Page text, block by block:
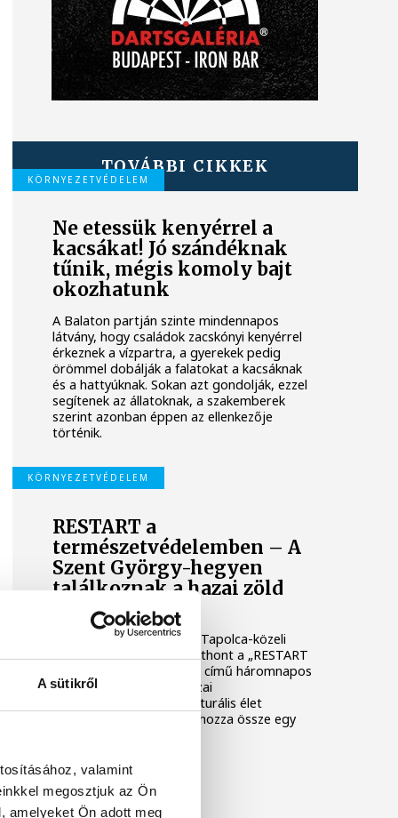
A sütikről
valamint
megosztjuk az Ön
amelyeket Ön adott meg
TOVÁBBI CIKKEK
KÖRNYEZETVÉDELEM
Ne etessük kenyérrel a
kacsákat! Jó szándéknak
tűnik, mégis komoly bajt
okozhatunk
A Balaton partján szinte mindennapos
látvány, hogy családok zacskónyi kenyérrel
érkeznek a vízpartra, a gyerekek pedig
örömmel dobálják a falatokat a kacsáknak
és a hattyúknak. Sokan azt gondolják, ezzel
segítenek az állatoknak, a szakemberek
szerint azonban éppen az ellenkezője
történik.
KÖRNYEZETVÉDELEM
RESTART a
természetvédelemben – A
Szent György-hegyen
találkoznak a hazai zöld
szervezetek
2026. július 3–5. között a Tapolca-közeli
Szent György-hegy ad otthont a „RESTART
a természetvédelemben” című háromnapos
találkozónak, amely a hazai
természetvédelem és kulturális élet
meghatározó szereplőit hozza össze egy
KÖZÉLET